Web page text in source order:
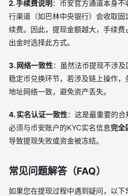
2. 手续费说明：币安官方通道本身
行渠道（如巴林中央银行）会收取固
续费。因此，提现金额越大，手续
出金时选择此方式。
3. 网络一致性：虽然法币提现不涉
稳定币兑换环节，若涉及链上操作
地址网络一致，避免资产丢失。
4. 实名认证一致性：这是最重要的
必须与币安账户的KYC实名信息完全
导致提现失败或资金被冻结。
常见问题解答（FAQ）
如果您在提现过程中遇到疑问，以